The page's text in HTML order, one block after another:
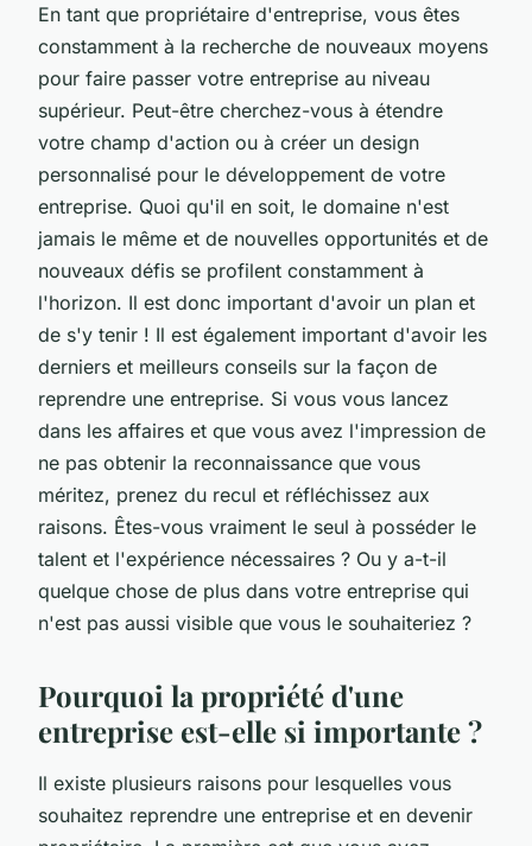
En tant que propriétaire d'entreprise, vous êtes
constamment à la recherche de nouveaux moyens
pour faire passer votre entreprise au niveau
supérieur. Peut-être cherchez-vous à étendre
votre champ d'action ou à créer un design
personnalisé pour le développement de votre
entreprise. Quoi qu'il en soit, le domaine n'est
jamais le même et de nouvelles opportunités et de
nouveaux défis se profilent constamment à
l'horizon. Il est donc important d'avoir un plan et
de s'y tenir ! Il est également important d'avoir les
derniers et meilleurs conseils sur la façon de
reprendre une entreprise. Si vous vous lancez
dans les affaires et que vous avez l'impression de
ne pas obtenir la reconnaissance que vous
méritez, prenez du recul et réfléchissez aux
raisons. Êtes-vous vraiment le seul à posséder le
talent et l'expérience nécessaires ? Ou y a-t-il
quelque chose de plus dans votre entreprise qui
n'est pas aussi visible que vous le souhaiteriez ?
Pourquoi la propriété d'une
entreprise est-elle si importante ?
Il existe plusieurs raisons pour lesquelles vous
souhaitez reprendre une entreprise et en devenir